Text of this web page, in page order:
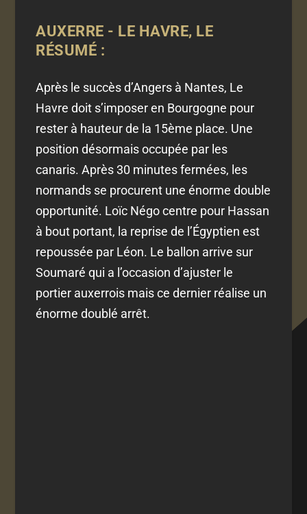
AUXERRE - LE HAVRE, LE
RÉSUMÉ :
Après le succès d’Angers à Nantes, Le
Havre doit s’imposer en Bourgogne pour
rester à hauteur de la 15ème place. Une
position désormais occupée par les
canaris. Après 30 minutes fermées, les
normands se procurent une énorme double
opportunité. Loïc Négo centre pour Hassan
à bout portant, la reprise de l’Égyptien est
repoussée par Léon. Le ballon arrive sur
Soumaré qui a l’occasion d’ajuster le
portier auxerrois mais ce dernier réalise un
énorme doublé arrêt.